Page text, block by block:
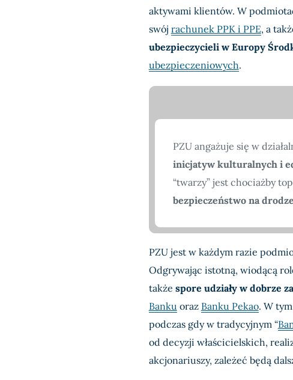
aktywami klientów. W
swój rachunek PPK i PPE, a
ubezpieczycieli w Europy
ubezpieczeniowych.
PZU angażuje się w
inicjatyw kulturalnych i
“twarzy” jest chociażby
bezpieczeństwo na drodze
PZU jest w każdym razie
Odgrywając istotną, wiodącą
także spore udziały w dobrze
Banku oraz Banku Pekao. W
podczas gdy w tradycyjnym “
od decyzji właścicielskich,
akcjonariuszy, zależeć będą